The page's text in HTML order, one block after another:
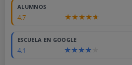
ALUMNOS
4.7
ESCUELA EN GOOGLE
4.1